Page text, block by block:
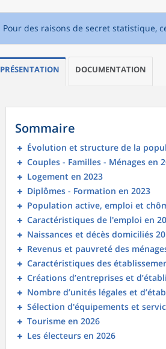
Pour des raisons de secret statistique,
PRÉSENTATION DOCUMENTATION
Sommaire
Évolution et structure de la
Couples - Familles - Ménages en
Logement en 2023
Diplômes - Formation en 2023
Population active, emploi et
Caractéristiques de l'emploi en
Naissances et décès domiciliés
Revenus et pauvreté des
Caractéristiques des
Créations d’entreprises et
Nombre d’unités légales et
Sélection d'équipements et
Tourisme en 2026
Les électeurs en 2026